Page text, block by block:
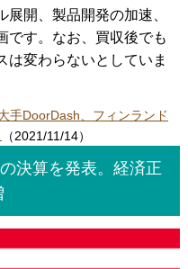
開、製品開発の加速、
です。なお、買収後でも
は変わらないとしていま
手DoorDash、フィンランド
（2021/11/14）
決算を発表。経済正